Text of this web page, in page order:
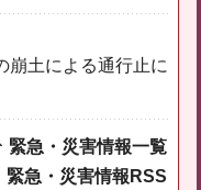
崩土による通行止に
緊急・災害情報一覧
緊急・災害情報RSS